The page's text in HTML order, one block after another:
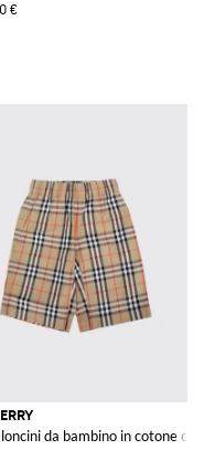
€
dritta con risvolto
da bambino in cotone